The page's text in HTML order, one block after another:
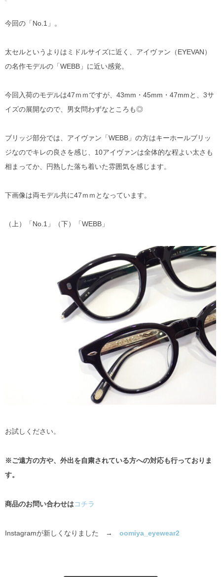
今回の「No.1」。
太セルというよりはミドルサイズに近く、アイヴァン（EYEVAN）
の名作モデルの「WEBB」に近い感覚。
今回入荷のモデルは47ｍｍですが、43mm・45mm・47mmと、3サ
イズの展開なので、男女問わずなところも◎
ブリッジ部分では、アイヴァン「WEBB」の方はキーホールブリッ
ジなのでキレの良さを感じ、10アイヴァンは全体的な程よい太さも
相まってか、円熟した落ち着いた雰囲気を感じます。
下画像は両モデル共に47ｍｍとなっています。
（上）「No.1」（下）「WEBB」
お試しください。
※ご遠方の方や、外出を自粛されている方への対応も行っておりま
す。
商品のお問い合わせはコチラ
Instagramが新しくなりました → oomiya_eyewear2